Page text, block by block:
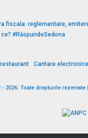
fiscala: reglementare,
#RăspundeSedona
Cantare electronice
2026. Toate drepturile rezervate |